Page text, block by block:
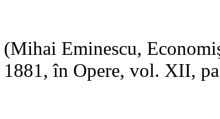
(Mihai Eminescu,
1881, în Opere, vol. XII,